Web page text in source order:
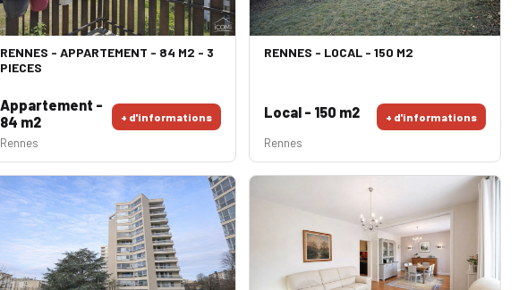
RENNES - APPARTEMENT - 84 M2 - 3
PIECES
Appartement -
84 m2
+ d'informations
Rennes
RENNES - LOCAL - 150 M2
Local - 150 m2 + d'informations
Rennes